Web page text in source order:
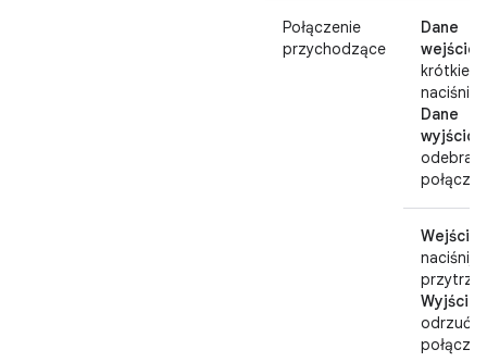
Połączenie
przychodzące
Dane
krótkie
Dane
Wejście:
naciśnij i
Wyjście:
odrzuć